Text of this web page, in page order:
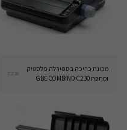
מכונת כריכה בספירלה פלסטיק
ומתכת GBC COMBIND C230
C230